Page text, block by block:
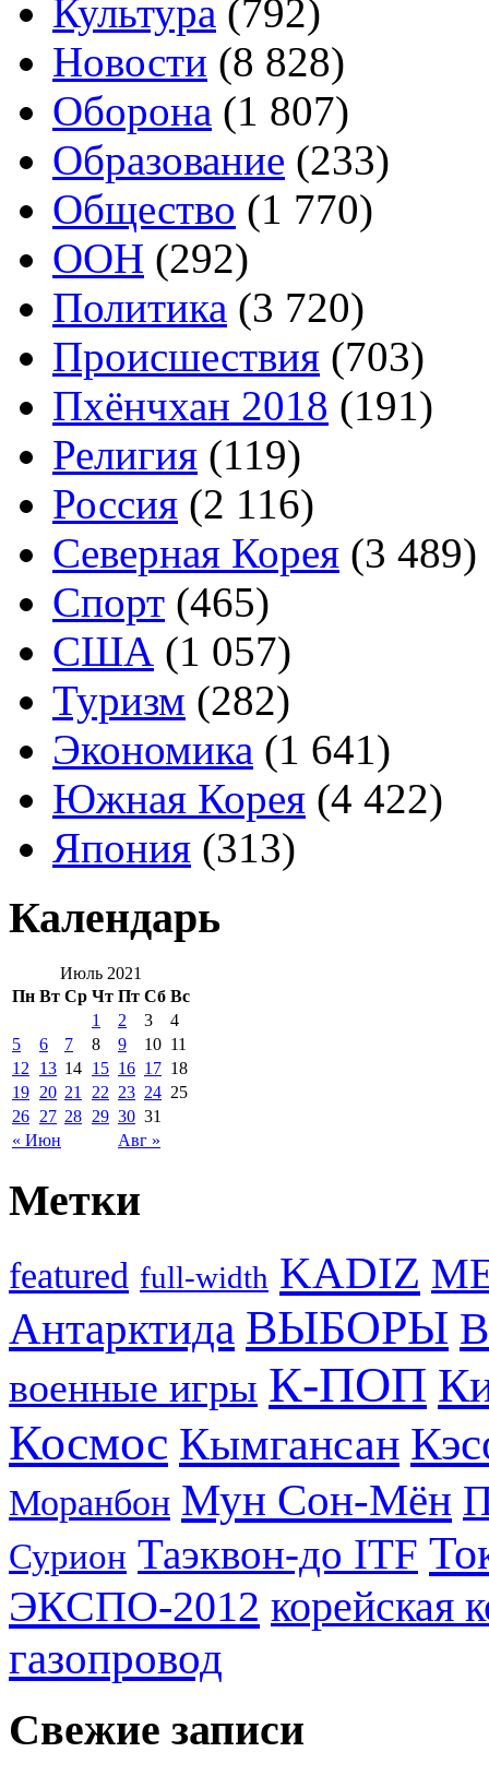
Культура (792)
Новости (8 828)
Оборона (1 807)
Образование (233)
Общество (1 770)
ООН (292)
Политика (3 720)
Происшествия (703)
Пхёнчхан 2018 (191)
Религия (119)
Россия (2 116)
Северная Корея (3 489)
Спорт (465)
США (1 057)
Туризм (282)
Экономика (1 641)
Южная Корея (4 422)
Япония (313)
Календарь
Июль 2021
Пн Вт Ср Чт Пт Сб Вс
« Июн Авг »
1 2 3
4
5
6 7 8 9 10 11
12
13 14 15 16 17 18
19 20 21 22 23 24 25
26 27 28 29 30 31
Метки
featured full-width KADIZ
Антарктида ВЫБОРЫ
военные игры К-ПОП
Космос Кымгансан
Моранбон Мун Сон-Мён
Сурион Таэквон-до ITF
ЭКСПО-2012 корейская
газопровод
Свежие записи